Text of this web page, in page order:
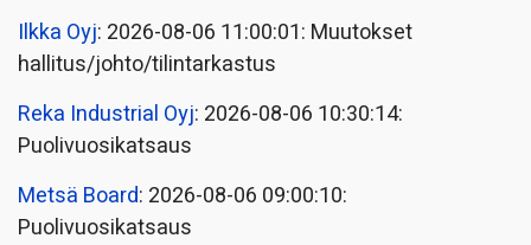
Ilkka Oyj: 2026-08-06 11:00:01: Muutokset
hallitus/johto/tilintarkastus
Reka Industrial Oyj: 2026-08-06 10:30:14:
Puolivuosikatsaus
Metsä Board: 2026-08-06 09:00:10:
Puolivuosikatsaus